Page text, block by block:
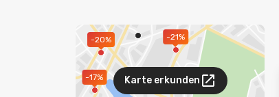
-20% -21%
-17% Karte erkunden